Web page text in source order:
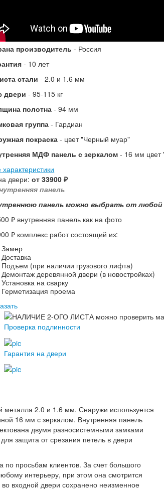
производитель - Россия
- 10 лет
стали - 2.0 и 1.6 мм
двери - 95-115 кг
полотна- 94 мм
группа - Гардиан
покраска - цвет "Черный муар"
МДФ панель с зеркалом - 16 мм цвет
характеристики
двери:от 33900 ₽
панель
панель можно выбрать от любой
₽ внутренняя панель как на фото
₽ комплекс работ состоящий из:
Замер
Доставка
Подъем (при наличии грузового лифта)
Демонтаж деревянной двери (в новостройках)
Установка на сварку
Герметизация проема
Проверка подлинности
Гарантия на двери
металла 2.0 и 1.6 мм. Снаружи используется
16 мм с зеркалом. Внутренняя панель
двумя разносистемными замками
защита от срезания петель в двери
просьбам клиентов. За счет большого
интерьеру, при этом она смотрится
входной двери сохранено неизменное